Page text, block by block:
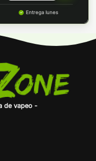
Entrega lunes
de vapeo -